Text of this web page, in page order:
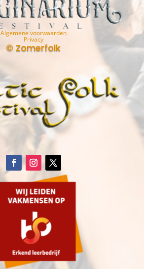
Algemene voorwaarden
Privacy
© Zomerfolk